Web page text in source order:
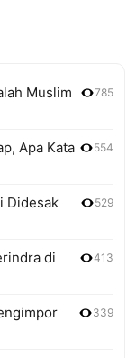
Muslim
785
Apa Kata
554
Didesak
529
di
413
339